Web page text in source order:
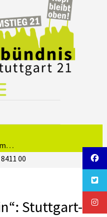
00
Stuttgart-